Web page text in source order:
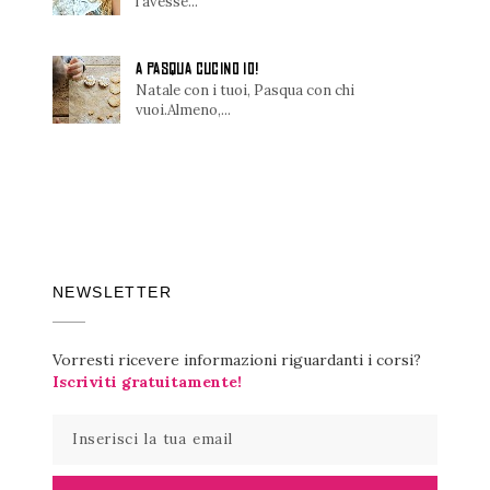
A PASQUA CUCINO IO!
Natale con i tuoi, Pasqua con chi
vuoi.Almeno,...
NEWSLETTER
Vorresti ricevere informazioni riguardanti i corsi?
Iscriviti gratuitamente!